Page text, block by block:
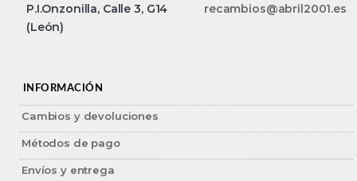
P.I.Onzonilla, Calle 3, G14
(León)
recambios@abril2001.es
INFORMACIÓN
Cambios y devoluciones
Métodos de pago
Envíos y entrega